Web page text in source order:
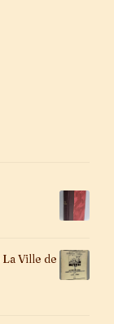
Ville de